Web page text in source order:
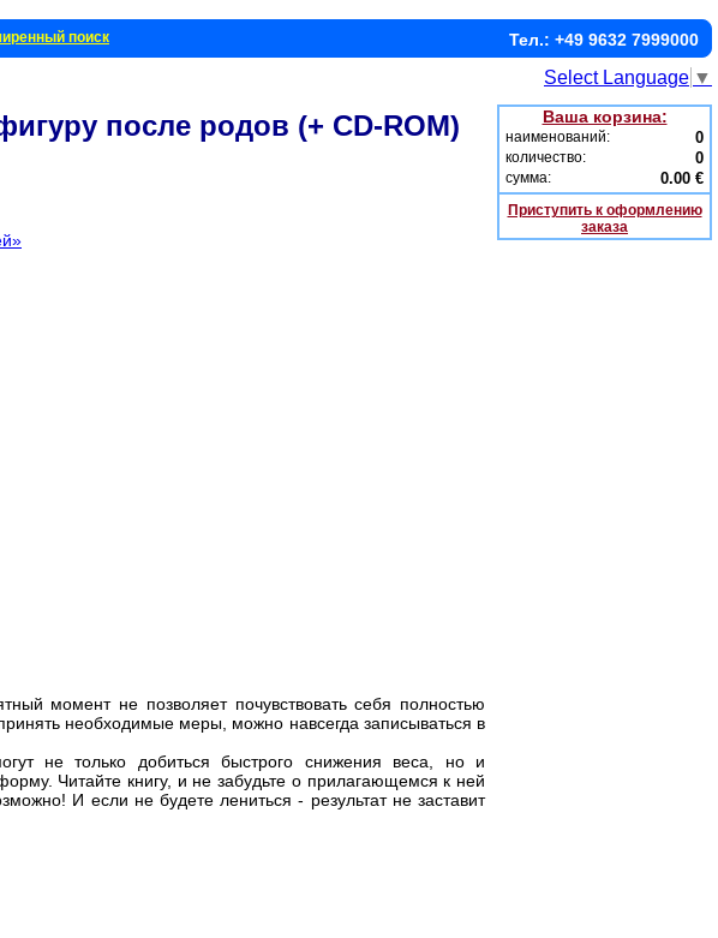
поиск Тел.: +49 9632 7999000
Select Language ▼
после родов (+ CD-ROM)
момент не позволяет почувствовать себя полностью
необходимые меры, можно навсегда записываться в
не только добиться быстрого снижения веса, но и
Читайте книгу, и не забудьте о прилагающемся к ней
И если не будете лениться - результат не заставит
Ваша корзина:
наименований: 0
количество: 0
сумма: 0.00 €
Приступить к оформлению
заказа